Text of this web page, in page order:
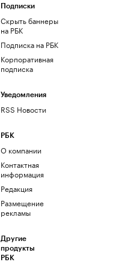
Подписки
Скрыть баннеры
на РБК
Подписка на РБК
Корпоративная
подписка
Уведомления
RSS Новости
РБК
О компании
Контактная
информация
Редакция
Размещение
рекламы
Другие
продукты
РБК